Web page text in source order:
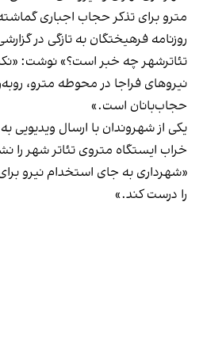
مترو برای تذکر حجاب اجباری
روزنامه فرهیختگان به تازگی در
تئاترشهر چه خبر است؟» نوشت:
نیروهای فراجا در محوطه مترو،
حجاب‌بانان است.»
یکی از شهروندان با ارسال ویدیویی
خراب ایستگاه متروی تئاتر شهر را
«شهرداری به جای استخدام نیرو
را درست کند.»